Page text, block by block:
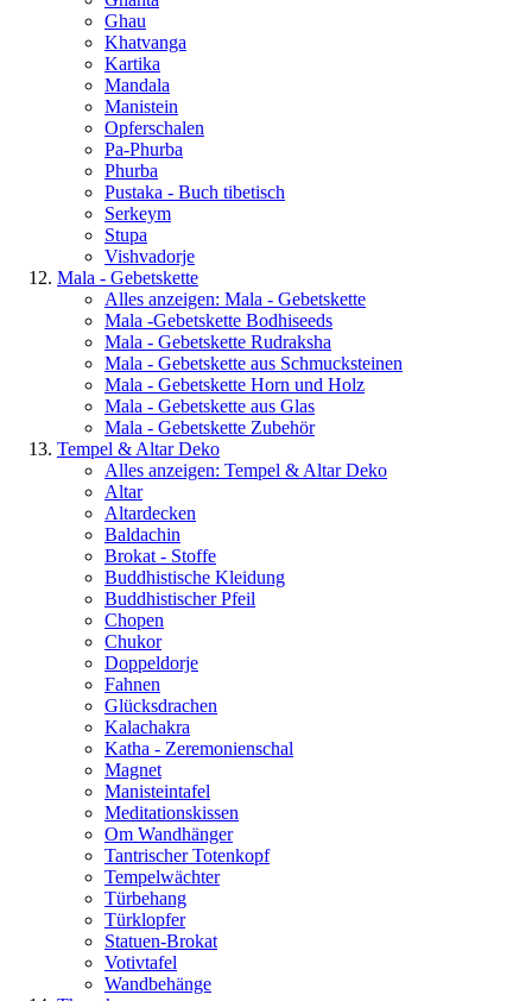
Ghau
Khatvanga
Kartika
Mandala
Manistein
Opferschalen
Pa-Phurba
Phurba
Pustaka - Buch tibetisch
Serkeym
Stupa
Vishvadorje
Mala - Gebetskette
Alles anzeigen: Mala - Gebetskette
Mala -Gebetskette Bodhiseeds
Mala - Gebetskette Rudraksha
Mala - Gebetskette aus Schmucksteinen
Mala - Gebetskette Horn und Holz
Mala - Gebetskette aus Glas
Mala - Gebetskette Zubehör
Tempel & Altar Deko
Alles anzeigen: Tempel & Altar Deko
Altar
Altardecken
Baldachin
Brokat - Stoffe
Buddhistische Kleidung
Buddhistischer Pfeil
Chopen
Chukor
Doppeldorje
Fahnen
Glücksdrachen
Kalachakra
Katha - Zeremonienschal
Magnet
Manisteintafel
Meditationskissen
Om Wandhänger
Tantrischer Totenkopf
Tempelwächter
Türbehang
Türklopfer
Statuen-Brokat
Votivtafel
Wandbehänge